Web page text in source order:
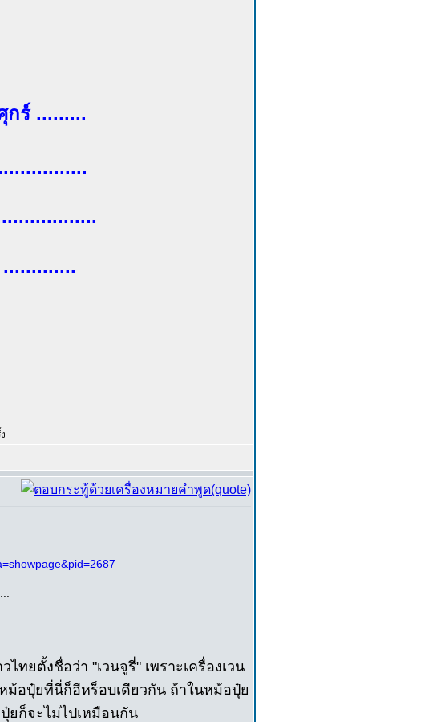
กร์ .........
ยตั้งชื่อว่า "เวนจูรี่" เพราะเครื่องเวน
อปุ๋ยที่นี่ก็อีหร็อบเดียวกัน ถ้าในหม้อปุ๋ย
ยก็จะไม่ไปเหมือนกัน